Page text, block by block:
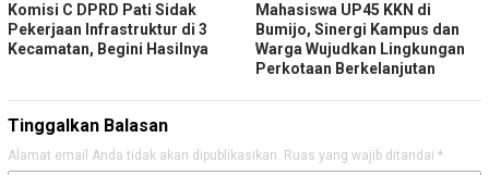
Komisi C DPRD Pati Sidak
Pekerjaan Infrastruktur di 3
Kecamatan, Begini Hasilnya
Mahasiswa UP45 KKN di
Bumijo, Sinergi Kampus dan
Warga Wujudkan Lingkungan
Perkotaan Berkelanjutan
Tinggalkan Balasan
Alamat email Anda tidak akan dipublikasikan. Ruas yang wajib ditandai *